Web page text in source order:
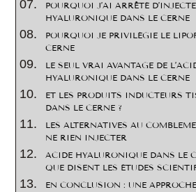
POURQUOI J’AI ARRÊTÉ
HYALURONIQUE DANS LE CERNE
POURQUOI JE PRIVILÉGIE LE
CERNE
LE SEUL VRAI AVANTAGE DE
HYALURONIQUE DANS LE CERNE
ET LES PRODUITS INDUCTEURS
DANS LE CERNE ?
LES ALTERNATIVES AU
NE RIEN INJECTER
ACIDE HYALURONIQUE DANS LE
QUE DISENT LES ÉTUDES
EN CONCLUSION : UNE